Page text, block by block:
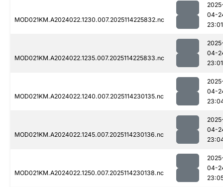
MOD021KM.A2024022.1230.007.2025114225832.nc
04-
23:01
MOD021KM.A2024022.1235.007.2025114225833.nc
04-
23:01
MOD021KM.A2024022.1240.007.2025114230135.nc
04-
MOD021KM.A2024022.1245.007.2025114230136.nc
04-
MOD021KM.A2024022.1250.007.2025114230138.nc
04-